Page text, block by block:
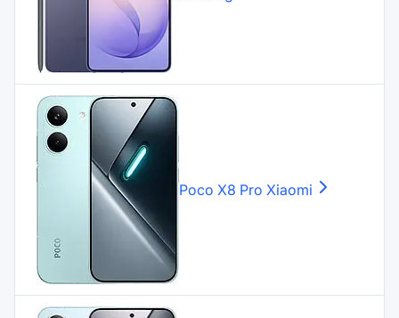
Poco X8 Pro Xiaomi